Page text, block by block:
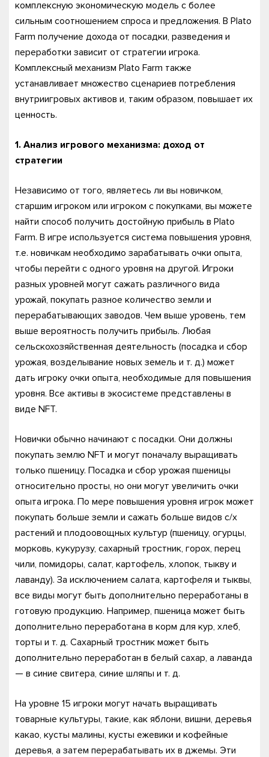
комплексную экономическую модель с более
сильным соотношением спроса и предложения. В Plato
Farm получение дохода от посадки, разведения и
переработки зависит от стратегии игрока.
Комплексный механизм Plato Farm также
устанавливает множество сценариев потребления
внутриигровых активов и, таким образом, повышает их
ценность.
1. Анализ игрового механизма: доход от
стратегии
Независимо от того, являетесь ли вы новичком,
старшим игроком или игроком с покупками, вы можете
найти способ получить достойную прибыль в Plato
Farm. В игре используется система повышения уровня,
т.е. новичкам необходимо зарабатывать очки опыта,
чтобы перейти с одного уровня на другой. Игроки
разных уровней могут сажать различного вида
урожай, покупать разное количество земли и
перерабатывающих заводов. Чем выше уровень, тем
выше вероятность получить прибыль. Любая
сельскохозяйственная деятельность (посадка и сбор
урожая, возделывание новых земель и т. д.) может
дать игроку очки опыта, необходимые для повышения
уровня. Все активы в экосистеме представлены в
виде NFT.
Новички обычно начинают с посадки. Они должны
покупать землю NFT и могут поначалу выращивать
только пшеницу. Посадка и сбор урожая пшеницы
относительно просты, но они могут увеличить очки
опыта игрока. По мере повышения уровня игрок может
покупать больше земли и сажать больше видов с/х
растений и плодоовощных культур (пшеницу, огурцы,
морковь, кукурузу, сахарный тростник, горох, перец
чили, помидоры, салат, картофель, хлопок, тыкву и
лаванду). За исключением салата, картофеля и тыквы,
все виды могут быть дополнительно переработаны в
готовую продукцию. Например, пшеница может быть
дополнительно переработана в корм для кур, хлеб,
торты и т. д. Сахарный тростник может быть
дополнительно переработан в белый сахар, а лаванда
— в синие свитера, синие шляпы и т. д.
На уровне 15 игроки могут начать выращивать
товарные культуры, такие, как яблони, вишни, деревья
какао, кусты малины, кусты ежевики и кофейные
деревья, а затем перерабатывать их в джемы. Эти